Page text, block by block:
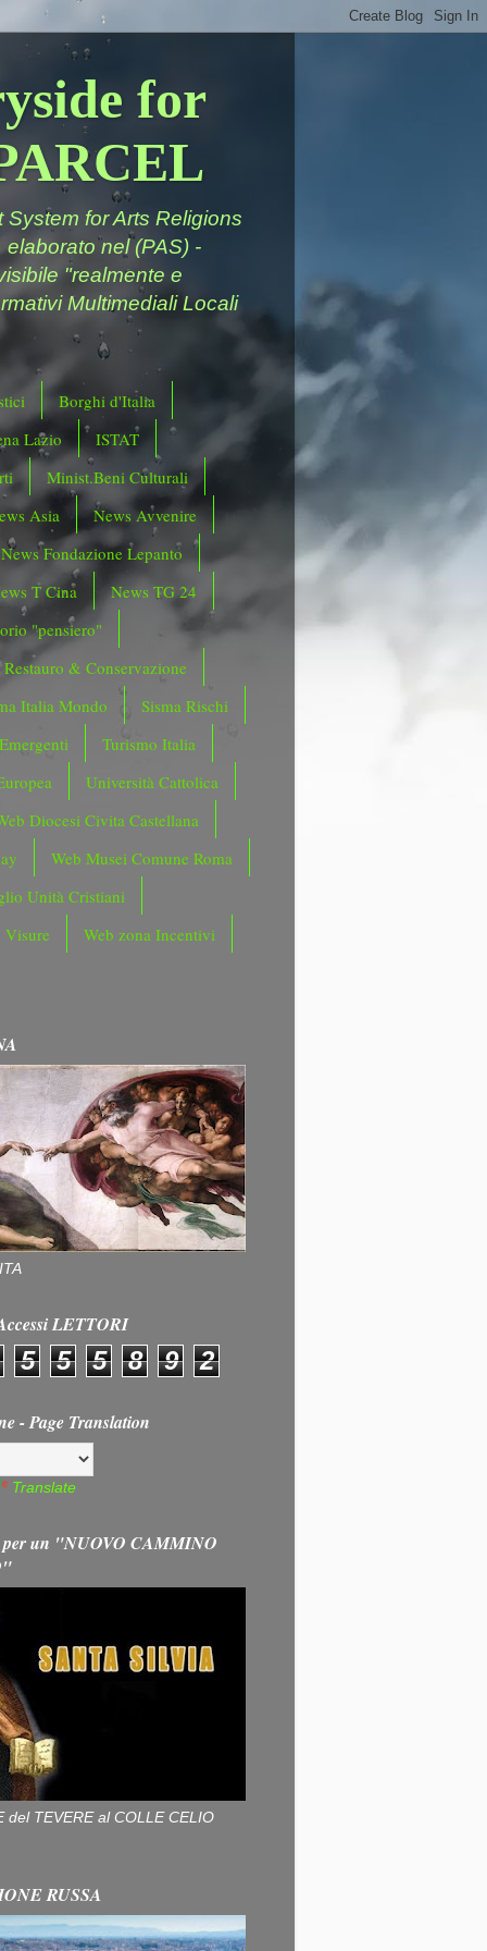
for
for Arts Religions
nel (PAS) -
"realmente e
Multimediali Locali
Borghi d'Italia
Lazio
ISTAT
Minist.Beni Culturali
Asia
News Avvenire
News Fondazione Lepanto
T Cina
News TG 24
"pensiero"
Restauro & Conservazione
Italia Mondo
Sisma Rischi
Turismo Italia
Università Cattolica
Diocesi Civita Castellana
Web Musei Comune Roma
Unità Cristiani
Visure
Web zona Incentivi
LETTORI
5 5 5 8 9 2
- Page Translation
Translate
per un "NUOVO CAMMINO
del TEVERE al COLLE CELIO
RUSSA